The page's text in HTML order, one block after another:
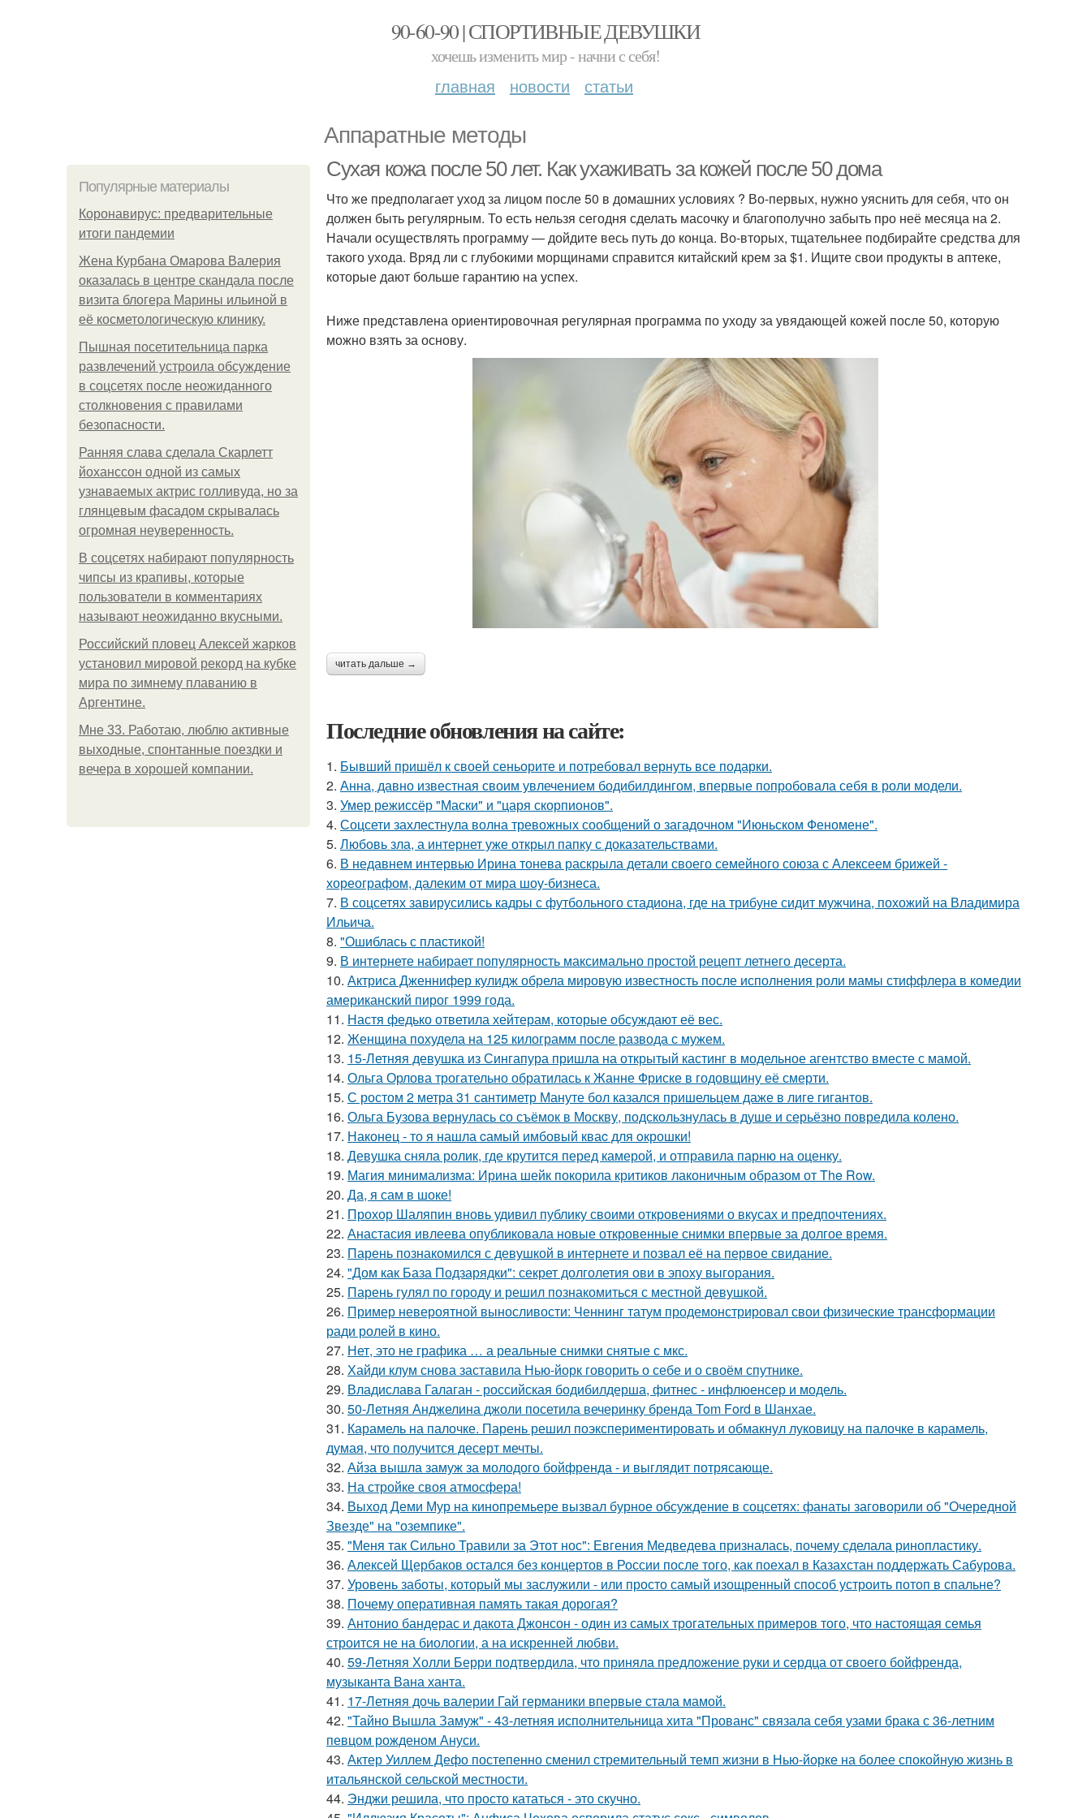
90-60-90 | СПОРТИВНЫЕ ДЕВУШКИ
хочешь изменить мир - начни с себя!
главная новости статьи
Аппаратные методы
Популярные материалы
Коронавирус: предварительные
итоги пандемии
Жена Курбана Омарова Валерия
оказалась в центре скандала после
визита блогера Марины ильиной в
её косметологическую клинику.
Пышная посетительница парка
развлечений устроила обсуждение
в соцсетях после неожиданного
столкновения с правилами
безопасности.
Ранняя слава сделала Скарлетт
йоханссон одной из самых
узнаваемых актрис голливуда, но за
глянцевым фасадом скрывалась
огромная неуверенность.
В соцсетях набирают популярность
чипсы из крапивы, которые
пользователи в комментариях
называют неожиданно вкусными.
Российский пловец Алексей жарков
установил мировой рекорд на кубке
мира по зимнему плаванию в
Аргентине.
Мне 33. Работаю, люблю активные
выходные, спонтанные поездки и
вечера в хорошей компании.
Сухая кожа после 50 лет. Как ухаживать за кожей после 50 дома
Что же предполагает уход за лицом после 50 в домашних условиях ? Во-первых, нужно уяснить для себя, что он
должен быть регулярным. То есть нельзя сегодня сделать масочку и благополучно забыть про неё месяца на 2.
Начали осуществлять программу — дойдите весь путь до конца. Во-вторых, тщательнее подбирайте средства для
такого ухода. Вряд ли с глубокими морщинами справится китайский крем за $1. Ищите свои продукты в аптеке,
которые дают больше гарантию на успех.
Ниже представлена ориентировочная регулярная программа по уходу за увядающей кожей после 50, которую
можно взять за основу.
читать дальше →
Последние обновления на сайте:
1. Бывший пришёл к своей сеньорите и потребовал вернуть все подарки.
2. Анна, давно известная своим увлечением бодибилдингом, впервые попробовала себя в роли модели.
3. Умер режиссёр "Маски" и "царя скорпионов".
4. Соцсети захлестнула волна тревожных сообщений о загадочном "Июньском Феномене".
5. Любовь зла, а интернет уже открыл папку с доказательствами.
6. В недавнем интервью Ирина тонева раскрыла детали своего семейного союза с Алексеем брижей -
хореографом, далеким от мира шоу-бизнеса.
7. В соцсетях завирусились кадры с футбольного стадиона, где на трибуне сидит мужчина, похожий на Владимира
Ильича.
8. "Ошиблась с пластикой!
9. В интернете набирает популярность максимально простой рецепт летнего десерта.
10. Актриса Дженнифер кулидж обрела мировую известность после исполнения роли мамы стиффлера в комедии
американский пирог 1999 года.
11. Настя федько ответила хейтерам, которые обсуждают её вес.
12. Женщина похудела на 125 килограмм после развода с мужем.
13. 15-Летняя девушка из Сингапура пришла на открытый кастинг в модельное агентство вместе с мамой.
14. Ольга Орлова трогательно обратилась к Жанне Фриске в годовщину её смерти.
15. С ростом 2 метра 31 сантиметр Мануте бол казался пришельцем даже в лиге гигантов.
16. Ольга Бузова вернулась со съёмок в Москву, подскользнулась в душе и серьёзно повредила колено.
17. Наконец - то я нашла cамый имбовый кваc для oкрошки!
18. Девушка сняла ролик, где крутится перед камерой, и отправила парню на оценку.
19. Магия минимализма: Ирина шейк покорила критиков лаконичным образом от The Row.
20. Да, я сам в шоке!
21. Прохор Шаляпин вновь удивил публику своими откровениями о вкусах и предпочтениях.
22. Анастасия ивлеева опубликовала новые откровенные снимки впервые за долгое время.
23. Парень познакомился с девушкой в интернете и позвал её на первое свидание.
24. "Дом как База Подзарядки": секрет долголетия ови в эпоху выгорания.
25. Парень гулял по городу и решил познакомиться с местной девушкой.
26. Пример невероятной выносливости: Ченнинг татум продемонстрировал свои физические трансформации
ради ролей в кино.
27. Нет, это не графика … а реальные снимки снятые с мкс.
28. Хайди клум снова заставила Нью-йорк говорить о себе и о своём спутнике.
29. Владислава Галаган - российская бодибилдерша, фитнес - инфлюенсер и модель.
30. 50-Летняя Анджелина джоли посетила вечеринку бренда Tom Ford в Шанхае.
31. Карамель на палочке. Парень решил поэкспериментировать и обмакнул луковицу на палочке в карамель,
думая, что получится десерт мечты.
32. Айза вышла замуж за молодого бойфренда - и выглядит потрясающе.
33. На стройке своя атмосфера!
34. Выход Деми Мур на кинопремьере вызвал бурное обсуждение в соцсетях: фанаты заговорили об "Очередной
Звезде" на "оземпике".
35. "Меня так Сильно Травили за Этот нос": Евгения Медведева призналась, почему сделала ринопластику.
36. Алексей Щербаков остался без концертов в России после того, как поехал в Казахстан поддержать Сабурова.
37. Уровень заботы, который мы заслужили - или просто самый изощренный способ устроить потоп в спальне?
38. Почему оперативная память такая дорогая?
39. Антонио бандерас и дакота Джонсон - один из самых трогательных примеров того, что настоящая семья
строится не на биологии, а на искренней любви.
40. 59-Летняя Холли Берри подтвердила, что приняла предложение руки и сердца от своего бойфренда,
музыканта Вана ханта.
41. 17-Летняя дочь валерии Гай германики впервые стала мамой.
42. "Тайно Вышла Замуж" - 43-летняя исполнительница хита "Прованс" связала себя узами брака с 36-летним
певцом рожденом Ануси.
43. Актер Уиллем Дефо постепенно сменил стремительный темп жизни в Нью-йорке на более спокойную жизнь в
итальянской сельской местности.
44. Энджи решила, что просто кататься - это скучно.